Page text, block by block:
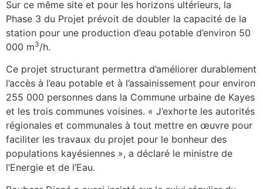
Sur ce même site et pour les horizons ultérieurs, la
Phase 3 du Projet prévoit de doubler la capacité de la
station pour une production d’eau potable d’environ 50
000 m3/h.
Ce projet structurant permettra d’améliorer durablement
l’accès à l’eau potable et à l’assainissement pour environ
255 000 personnes dans la Commune urbaine de Kayes
et les trois communes voisines. « J’exhorte les autorités
régionales et communales à tout mettre en œuvre pour
faciliter les travaux du projet pour le bonheur des
populations kayésiennes », a déclaré le ministre de
l’Energie et de l’Eau.